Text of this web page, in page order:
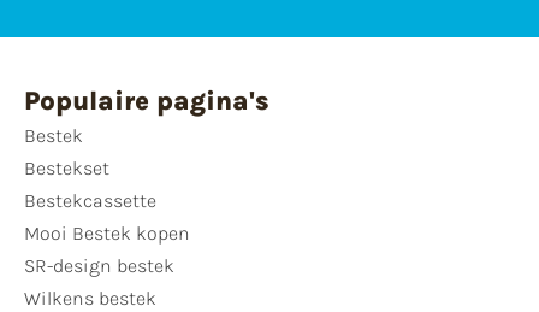
Populaire pagina's
Bestek
Bestekset
Bestekcassette
Mooi Bestek kopen
SR-design bestek
Wilkens bestek